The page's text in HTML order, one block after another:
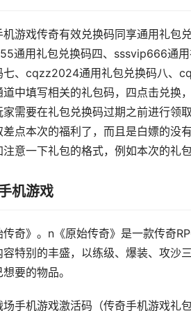
机游戏传奇有效兑换码同享通用礼包
通用礼包兑换码四、sssvip666通
七、cqzz2024通用礼包兑换码八、
道中填写相关的礼包码，四点击兑换
家需要在礼包兑换码过期之前进行领
差点本次的福利了，而且是白嫖的没
注意一下礼包的格式，例如本次的礼
机游戏
传奇》。n《原始传奇》是一款传奇
容特别的丰盛，以练级、爆装、攻沙
要的物品。
场手机游戏激活码（传奇手机游戏礼